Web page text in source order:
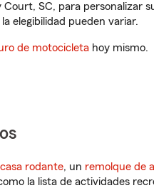
SC, para personalizar
elegibilidad pueden variar.
de motocicleta hoy mismo.
casa rodante, un remolque de
la lista de actividades